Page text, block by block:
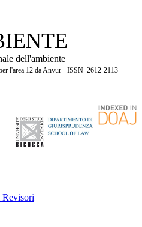
dell'ambiente
l'area 12 da Anvur - ISSN 2612-2113
Revisori